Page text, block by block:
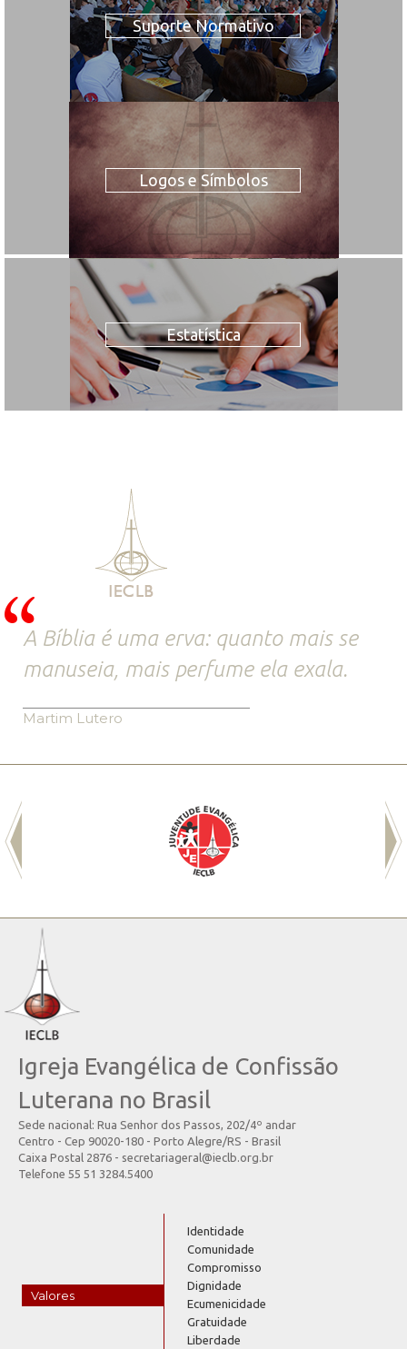
Suporte Normativo
Logos e Símbolos
Estatística
A Bíblia é uma erva: quanto mais se
manuseia, mais perfume ela exala.
Martim Lutero
Igreja Evangélica de Confissão
Luterana no Brasil
Sede nacional: Rua Senhor dos Passos, 202/4º andar
Centro - Cep 90020-180 - Porto Alegre/RS - Brasil
Caixa Postal 2876 - secretariageral@ieclb.org.br
Telefone 55 51 3284.5400
Valores
Identidade
Comunidade
Compromisso
Dignidade
Ecumenicidade
Gratuidade
Liberdade